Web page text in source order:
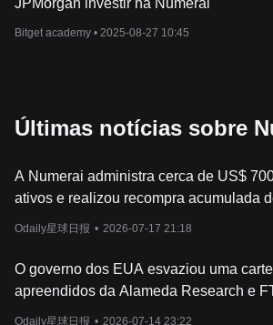
JPMorgan investir na Numerai
Bitget academy • 2025-08-27 10:45
Últimas notícias sobre
A Numerai administra cerca de US$
ativos e realizou recompra acumulada
em NMR ao longo de um ano.
Odaily星球日报 • 2026-07-17 21:18
O governo dos EUA esvaziou uma
apreendidos da Alameda Research e
US$ 565.400.
Odaily星球日报 • 2026-07-14 23:22